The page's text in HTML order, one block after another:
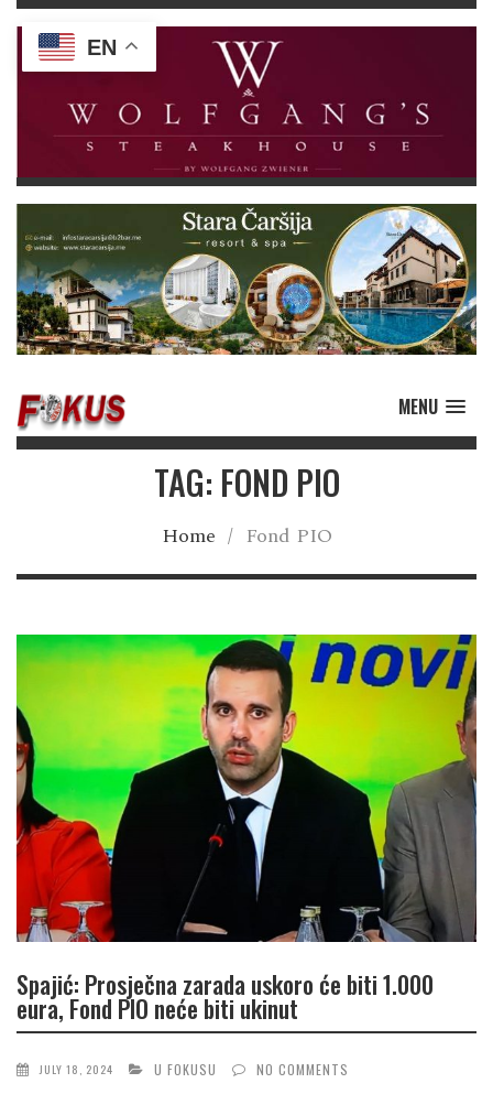
MENU
TAG: FOND PIO
Home / Fond PIO
Spajić: Prosječna zarada uskoro će biti 1.000
eura, Fond PIO neće biti ukinut
JULY 18, 2024 U FOKUSU NO COMMENTS
EN